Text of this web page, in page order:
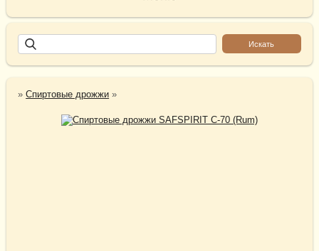
»Спиртовые дрожжи »